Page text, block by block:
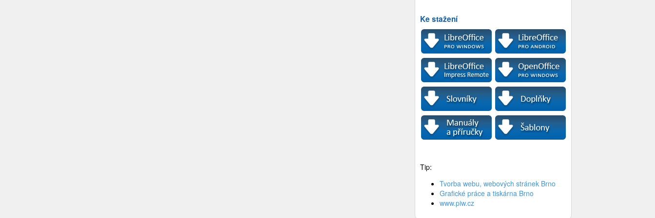
Ke stažení
Tip:
Tvorba webu, webových stránek Brno
Grafické práce a tiskárna Brno
www.piw.cz